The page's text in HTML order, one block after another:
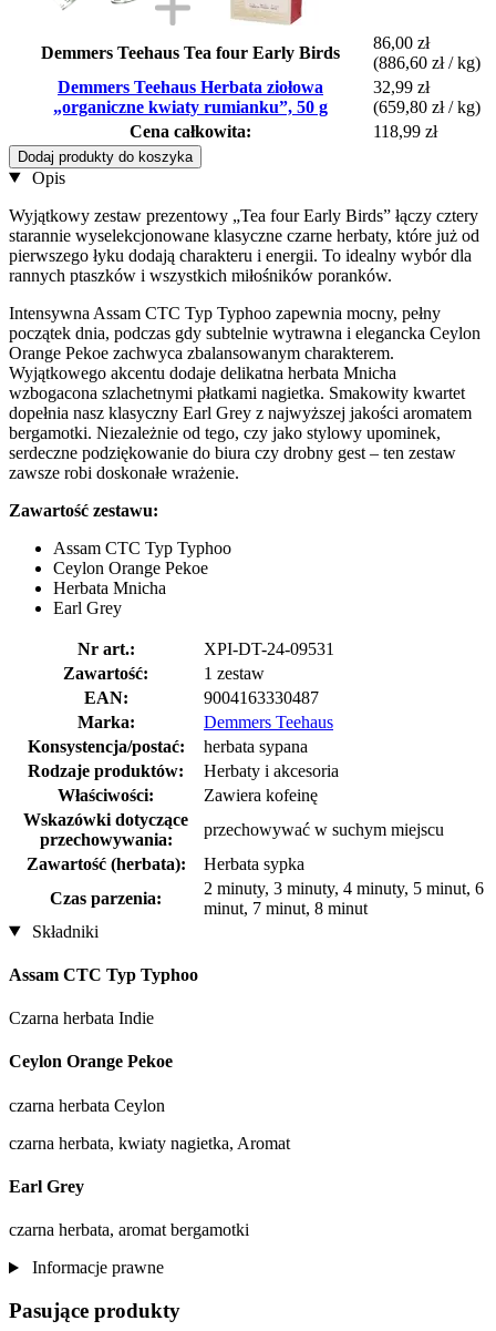
Demmers Teehaus Tea four Early Birds
86,00 zł
(886,60 zł / kg)
Demmers Teehaus Herbata ziołowa
„organiczne kwiaty rumianku”, 50 g
32,99 zł
(659,80 zł / kg)
Cena całkowita:
118,99 zł
Dodaj produkty do koszyka
Opis
Wyjątkowy zestaw prezentowy „Tea four Early Birds” łączy cztery
starannie wyselekcjonowane klasyczne czarne herbaty, które już od
pierwszego łyku dodają charakteru i energii. To idealny wybór dla
rannych ptaszków i wszystkich miłośników poranków.
Intensywna Assam CTC Typ Typhoo zapewnia mocny, pełny
początek dnia, podczas gdy subtelnie wytrawna i elegancka Ceylon
Orange Pekoe zachwyca zbalansowanym charakterem.
Wyjątkowego akcentu dodaje delikatna herbata Mnicha
wzbogacona szlachetnymi płatkami nagietka. Smakowity kwartet
dopełnia nasz klasyczny Earl Grey z najwyższej jakości aromatem
bergamotki. Niezależnie od tego, czy jako stylowy upominek,
serdeczne podziękowanie do biura czy drobny gest – ten zestaw
zawsze robi doskonałe wrażenie.
Zawartość zestawu:
Assam CTC Typ Typhoo
Ceylon Orange Pekoe
Herbata Mnicha
Earl Grey
Nr art.:
XPI-DT-24-09531
Zawartość:
1 zestaw
EAN:
9004163330487
Marka:
Demmers Teehaus
Konsystencja/postać:
herbata sypana
Rodzaje produktów:
Herbaty i akcesoria
Właściwości:
Zawiera kofeinę
Wskazówki dotyczące
przechowywania:
przechowywać w suchym miejscu
Zawartość (herbata):
Herbata sypka
Czas parzenia:
2 minuty, 3 minuty, 4 minuty, 5 minut, 6
minut, 7 minut, 8 minut
Składniki
Assam CTC Typ Typhoo
Czarna herbata Indie
Ceylon Orange Pekoe
czarna herbata Ceylon
czarna herbata, kwiaty nagietka, Aromat
Earl Grey
czarna herbata, aromat bergamotki
Informacje prawne
Pasujące produkty